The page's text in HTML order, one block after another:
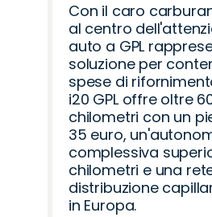
Con il caro
al centro
auto a GPL
soluzione per
spese di
i20 GPL offre oltre
chilometri con un
35 euro,
complessiva
chilometri e una
distribuzione
in Europa.